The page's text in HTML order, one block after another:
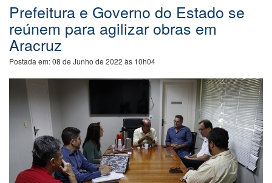
Prefeitura e Governo do Estado se
reúnem para agilizar obras em
Aracruz
Postada em:08 de Junho de 2022 às 10h04